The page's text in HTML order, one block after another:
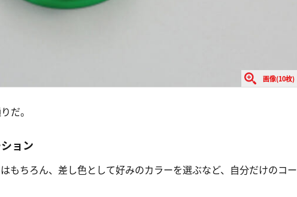
画像(10枚)
だ。
ョン
もちろん、差し色として好みのカラーを選ぶなど、自分だけのコー